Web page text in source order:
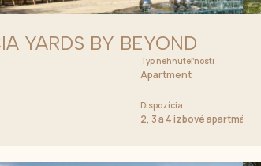
apartmány
YARDS BY BEYOND
Typ nehnuteľnosti
Apartment
Dispozícia
2, 3 a 4 izbové apartmány